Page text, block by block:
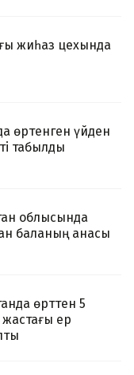
жиһаз цехында
өртенген үйден
табылды
облысында
баланың анасы
өрттен 5
ер